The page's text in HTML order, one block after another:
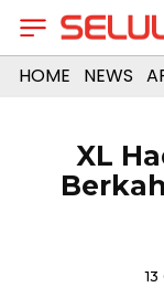
HOME NEWS
XL